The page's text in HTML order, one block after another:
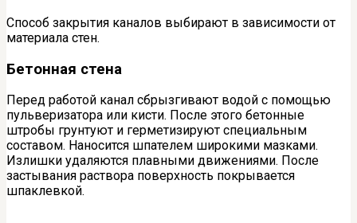
Способ закрытия каналов выбирают в зависимости от
материала стен.
Бетонная стена
Перед работой канал сбрызгивают водой с помощью
пульверизатора или кисти. После этого бетонные
штробы грунтуют и герметизируют специальным
составом. Наносится шпателем широкими мазками.
Излишки удаляются плавными движениями. После
застывания раствора поверхность покрывается
шпаклевкой.